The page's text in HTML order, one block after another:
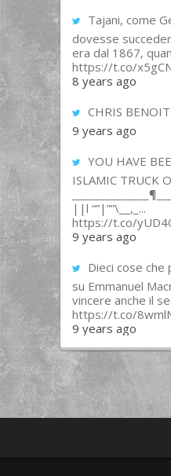
Tajani, come
dovesse
era dal 1867,
https://t.co/
8 years ago
CHRIS BENOIT
9 years ago
YOU HAVE
ISLAMIC TRUCK
||l “”|””\__,_...
https://t.co/
9 years ago
Dieci cose
su Emmanuel
vincere anche il
https://t.co/
9 years ago